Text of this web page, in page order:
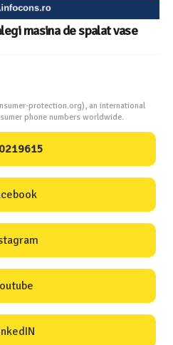
masina de spalat vase
protection.org), an international
phone numbers worldwide.
0219615